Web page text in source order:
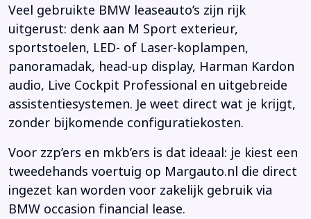
Veel gebruikte BMW leaseauto’s zijn rijk
uitgerust: denk aan M Sport exterieur,
sportstoelen, LED- of Laser-koplampen,
panoramadak, head-up display, Harman Kardon
audio, Live Cockpit Professional en uitgebreide
assistentiesystemen. Je weet direct wat je krijgt,
zonder bijkomende configuratiekosten.
Voor zzp’ers en mkb’ers is dat ideaal: je kiest een
tweedehands voertuig op Margauto.nl die direct
ingezet kan worden voor zakelijk gebruik via
BMW occasion financial lease.